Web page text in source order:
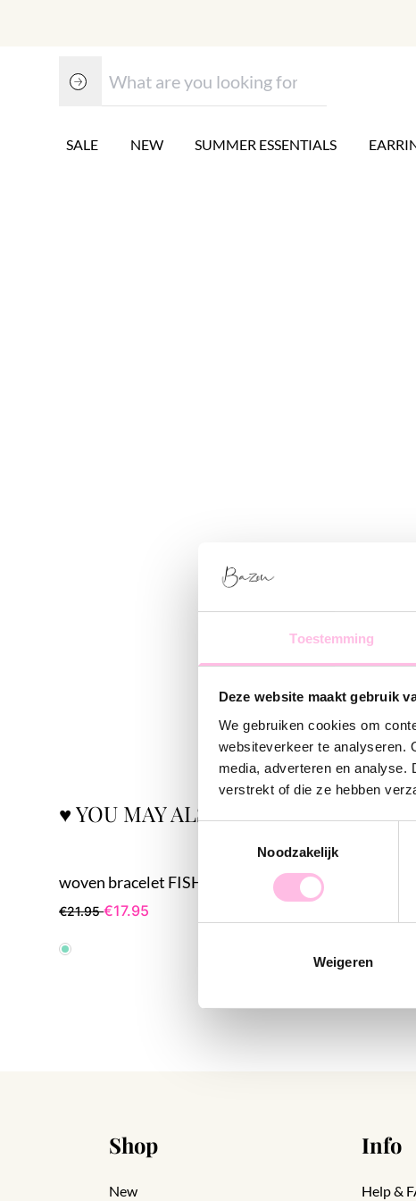
Toestemming
Deze website maakt gebruik
We gebruiken cookies om
websiteverkeer te analyseren.
media, adverteren en analyse.
verstrekt of die ze hebben
Noodzakelijk
Weigeren
SALE NEW SUMMER ESSENTIALS
♥ YOU MAY ALSO LOVE...
woven bracelet FISH
€21.95€17.95
Woven
Shop
New
Info
Help &